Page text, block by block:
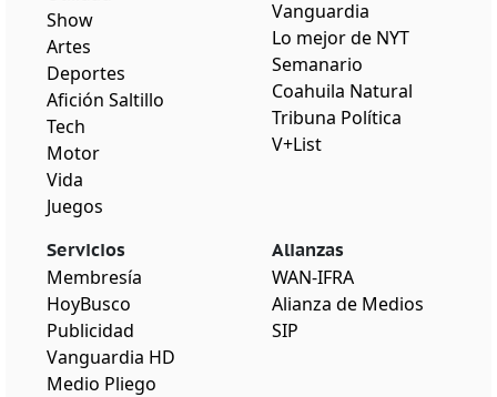
Show
Artes
Deportes
Afición Saltillo
Tech
Motor
Vida
Juegos
Vanguardia
Lo mejor de NYT
Semanario
Coahuila Natural
Tribuna Política
V+List
Servicios
Membresía
HoyBusco
Publicidad
Vanguardia HD
Medio Pliego
Alianzas
WAN-IFRA
Alianza de Medios
SIP